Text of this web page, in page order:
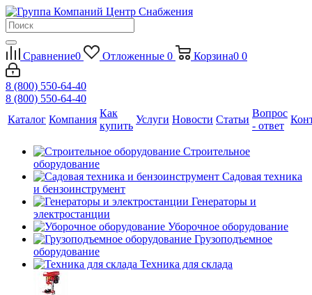
Сравнение0 Отложенные 0 Корзина0 0
8 (800) 550-64-40
8 (800) 550-64-40
Каталог Компания
Как
купить
Услуги Новости Статьи
Вопрос
- ответ
Строительное
оборудование
Садовая техника
и бензоинструмент
Генераторы и
электростанции
Уборочное оборудование
Грузоподъемное
оборудование
Техника для склада